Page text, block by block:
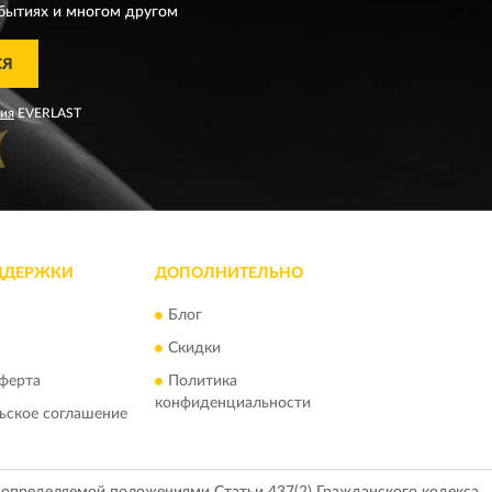
и многом другом
EVERLAST
соглашение
ДОПОЛНИТЕЛЬНО
Блог
Скидки
Политика
конфиденциальности